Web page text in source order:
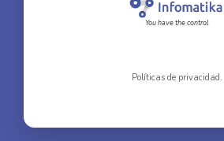
You have the control
Políticas de privacidad.